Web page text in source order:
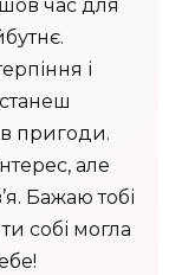
час для
і
пригоди.
але
Бажаю тобі
собі могла